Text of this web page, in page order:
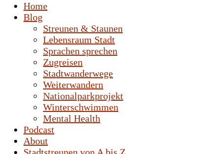
Home
Blog
Streunen & Staunen
Lebensraum Stadt
Sprachen sprechen
Zugreisen
Stadtwanderwege
Weiterwandern
Nationalparkprojekt
Winterschwimmen
Mental Health
Podcast
About